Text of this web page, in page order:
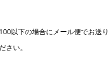
以下の場合にメール便でお送り
さい。